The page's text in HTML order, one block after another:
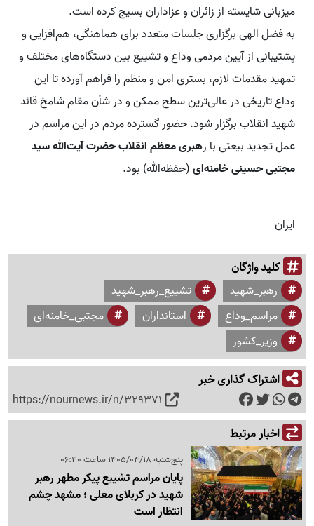
میزبانی شایسته از زائران و عزاداران بسیج کرده است.
به فضل الهی برگزاری جلسات متعدد برای هماهنگی، هم‌افزایی و
پشتیبانی از آیین مردمی وداع و تشییع بین دستگاه‌های مختلف و
تمهید مقدمات لازم، بستری امن و منظم را فراهم آورده تا این
وداع تاریخی در عالی‌ترین سطح ممکن و در شأن مقام شامخ قائد
شهید انقلاب برگزار شود. حضور گسترده مردم در این مراسم در
عمل تجدید بیعتی با رهبری معظم انقلاب حضرت آیت‌الله سید
مجتبی حسینی خامنه‌ای(حفظه‌الله) بود.
ایران
کلید واژگان
رهبر_شهید
تشییع_رهبر_شهید
مراسم_وداع
استانداران
مجتبی_خامنه‌ای
وزیر_کشور
اشتراک گذاری خبر
https://nournews.ir/n/329371
اخبار مرتبط
پنج‌شنبه 1405/04/18 ساعت 06:40
پایان مراسم تشییع پیکر مطهر رهبر
شهید در کربلای معلی ؛ مشهد چشم
انتظار است